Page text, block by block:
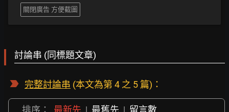
關閉廣告 方便截圖
討論串 (同標題文章)
完整討論串 (本文為第 4 之 5 篇)：
排序： 最新先 | 最舊先 | 留言數